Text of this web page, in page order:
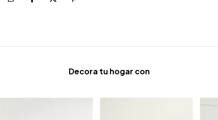
Decora tu hogar con